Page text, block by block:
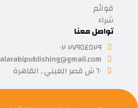
قوائم
شراء
تواصل معنا
٢٧٩٥٤٥٢٩ ٠٢
alarabipublishing@gmail.com
٦٠ ش قصر العيني , القاهرة